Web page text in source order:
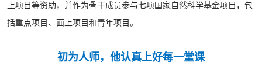
上项目等资助，并作为骨干成员参与七项国家自然科学基金项目，包
括重点项目、面上项目和青年项目。
初为人师，他认真上好每一堂课